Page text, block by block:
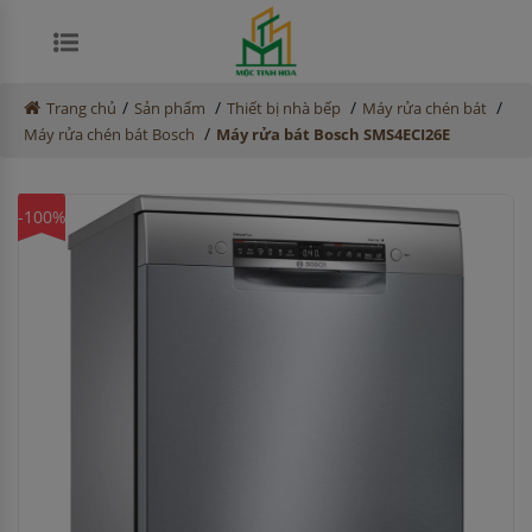
Trang chủ / Sản phẩm / Thiết bị nhà bếp / Máy rửa chén bát /
Máy rửa chén bát Bosch / Máy rửa bát Bosch SMS4ECI26E
-100%